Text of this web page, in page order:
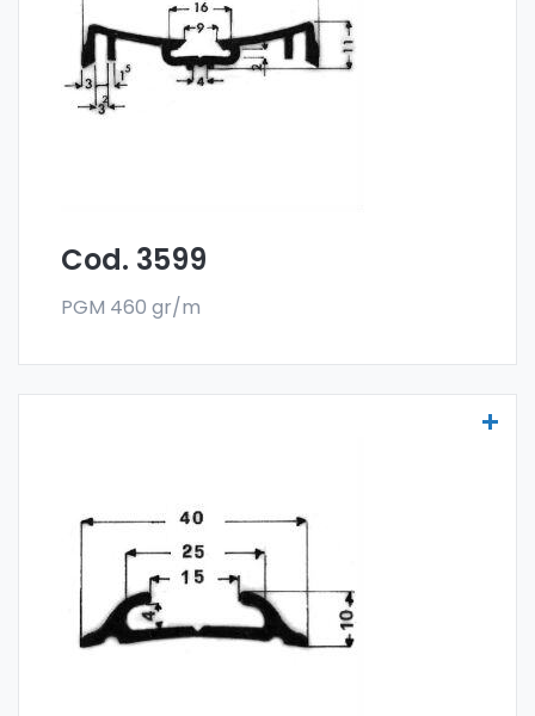
Cod. 3599
PGM 460 gr/m
con la especial aleación 6060 y se venden
en el formato en barra. El pedido mínimo es
de 300 kg.
Las molduras para vehículos se fabrican
con la especial aleación 6060 y se venden
en el formato en barra. El pedido mínimo es
de 300 kg.